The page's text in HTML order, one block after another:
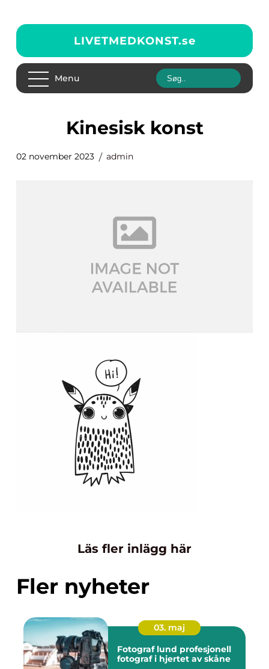
LIVETMEDKONST.se
Menu
kinesisk konst
02 november 2023 admin
Läs fler inlägg här
Fler nyheter
03. maj
Fotograf lund profesjonell
fotograf i hjertet av skåne